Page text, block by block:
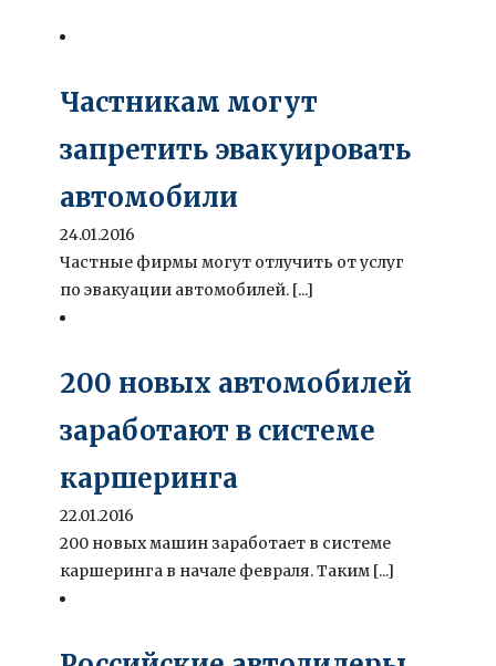
Частникам могут
запретить эвакуировать
автомобили
24.01.2016
Частные фирмы могут отлучить от услуг
по эвакуации автомобилей. [...]
200 новых автомобилей
заработают в системе
каршеринга
22.01.2016
200 новых машин заработает в системе
каршеринга в начале февраля. Таким [...]